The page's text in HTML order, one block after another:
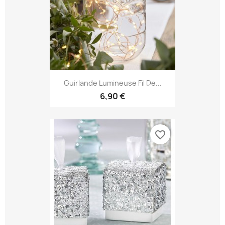
Guirlande Lumineuse Fil De...
6,90 €
favorite_border